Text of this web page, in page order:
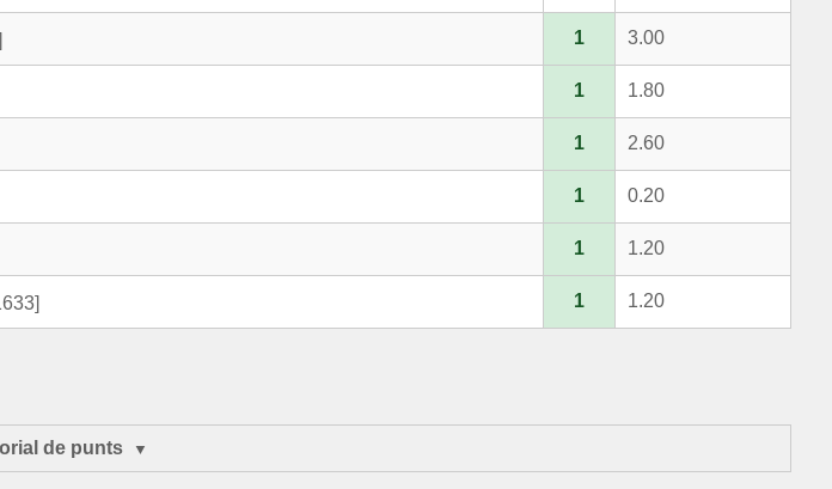
1 3.00
1 1.80
1 2.60
1 0.20
1 1.20
1 1.20
de punts